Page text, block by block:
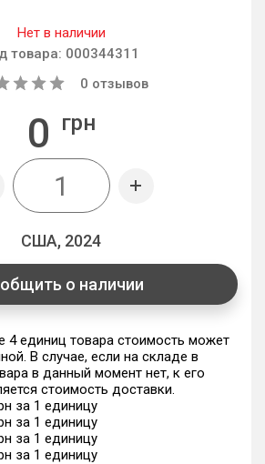
Нет в наличии
товара: 000344311
0 отзывов
0 грн
США, 2024
о наличии
4 единиц товара стоимость может
В случае, если на складе в
в данный момент нет, к его
стоимость доставки.
за 1 единицу
за 1 единицу
за 1 единицу
за 1 единицу